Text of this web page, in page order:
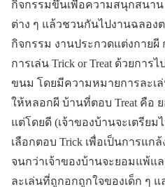
กิจกรรมขึ้นเพื่อความสนุกสนาน
ต่าง ๆ แล้วชวนกันไปงานฉลอง
กิจกรรม งานประกวดแต่งกายผี
การเล่น Trick or Treat ด้วยการ
ขนม โดยมีความหมายการละเ
ให้หลอกผี บ้านที่ตอบ Treat คือ
แต่โดยดี (เจ้าของบ้านจะเตรีย
เลือกตอบ Trick เพื่อเป็นการแก
จนกว่าเจ้าของบ้านจะยอมแพ้แ
ละเล่นที่ถูกอกถูกใจของเด็ก ๆ